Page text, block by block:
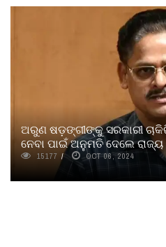
ଅରୁଣ ଷଡ଼ଙ୍ଗୀଙ୍କୁ ସରକାରୀ
ନେବା ପାଇଁ ଅନୁମତି ଦେଲେ
15177 OCT 06, 2024